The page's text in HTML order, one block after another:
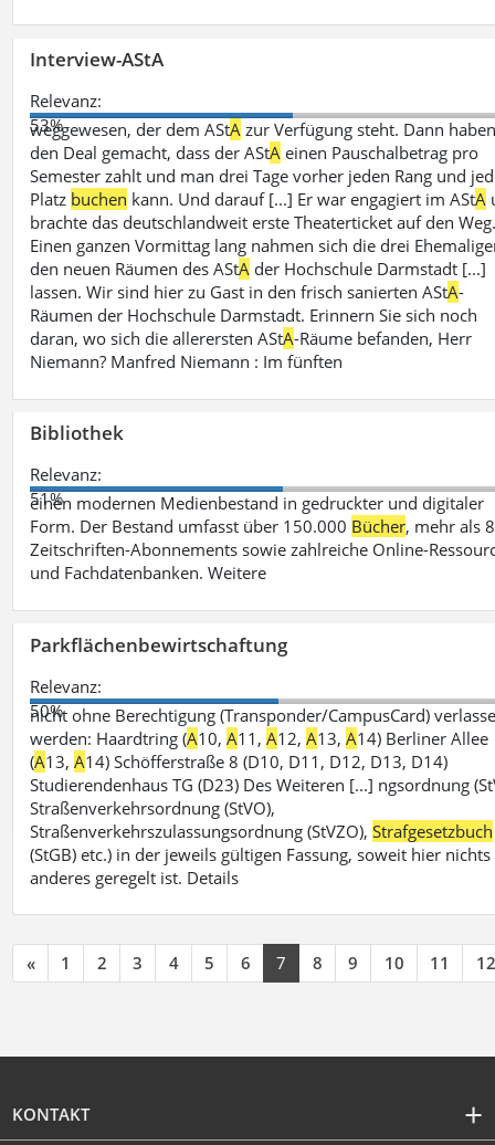
Interview-AStA
Relevanz:
53%
weggewesen, der dem AStA zur Verfügung steht. Dann
den Deal gemacht, dass der AStA einen Pauschalbetrag pro
Semester zahlt und man drei Tage vorher jeden Rang und
Platz buchen kann. Und darauf [...] Er war engagiert im AStA
brachte das deutschlandweit erste Theaterticket auf den
Einen ganzen Vormittag lang nahmen sich die drei
den neuen Räumen des AStA der Hochschule Darmstadt [...]
lassen. Wir sind hier zu Gast in den frisch sanierten AStA-
Räumen der Hochschule Darmstadt. Erinnern Sie sich noch
daran, wo sich die allerersten AStA-Räume befanden, Herr
Niemann? Manfred Niemann : Im fünften
Bibliothek
Relevanz:
51%
einen modernen Medienbestand in gedruckter und digitaler
Form. Der Bestand umfasst über 150.000 Bücher, mehr als
Zeitschriften-Abonnements sowie zahlreiche Online-
und Fachdatenbanken. Weitere
Parkflächenbewirtschaftung
Relevanz:
50%
nicht ohne Berechtigung (Transponder/CampusCard)
werden: Haardtring (A10,A11,A12,A13,A14) Berliner Allee
(A13,A14) Schöfferstraße 8 (D10, D11, D12, D13, D14)
Studierendenhaus TG (D23) Des Weiteren [...] ngsordnung
Straßenverkehrsordnung (StVO),
Straßenverkehrszulassungsordnung (StVZO),Strafgesetzbuch
(StGB) etc.) in der jeweils gültigen Fassung, soweit hier nichts
anderes geregelt ist. Details
« 1 2 3 4 5 6 7 8 9 10 11 12
KONTAKT